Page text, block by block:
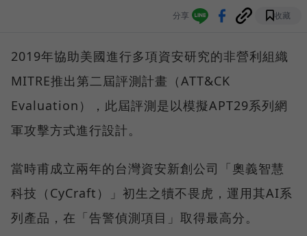
分享 收藏
2019年協助美國進行多項資安研究的非營利組織
MITRE推出第二屆評測計畫（ATT&CK
Evaluation），此屆評測是以模擬APT29系列網
軍攻擊方式進行設計。
當時甫成立兩年的台灣資安新創公司「奧義智慧
科技（CyCraft）」初生之犢不畏虎，運用其AI系
列產品，在「告警偵測項目」取得最高分。